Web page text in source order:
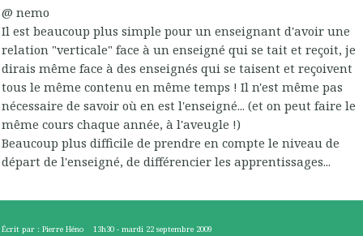
@ nemo
Il est beaucoup plus simple pour un enseignant d'avoir une
relation "verticale" face à un enseigné qui se tait et reçoit, je
dirais même face à des enseignés qui se taisent et reçoivent
tous le même contenu en même temps ! Il n'est même pas
nécessaire de savoir où en est l'enseigné... (et on peut faire le
même cours chaque année, à l'aveugle !)
Beaucoup plus difficile de prendre en compte le niveau de
départ de l'enseigné, de différencier les apprentissages...
Écrit par : Pierre Héno 13h30 -mardi 22 septembre 2009